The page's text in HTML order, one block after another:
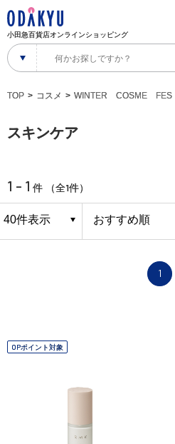
小田急百貨店オンラインショッピング
TOP コスメ WINTER COSME FES
スキンケア
1 - 1 件 （全1件）
1
OPポイント対象